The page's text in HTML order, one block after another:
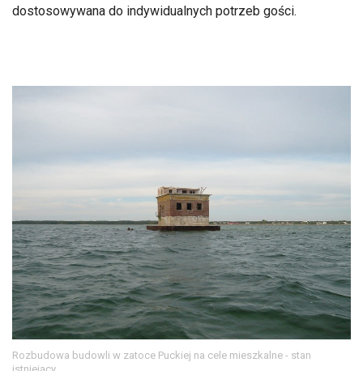
dostosowywana do indywidualnych potrzeb gości.
Rozbudowa budowli w zatoce Puckiej na cele mieszkalne - stan